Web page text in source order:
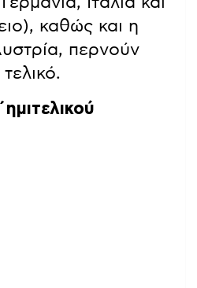
καθώς και η
περνούν